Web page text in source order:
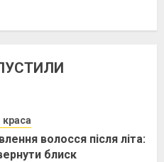
краса
волосся після літа:
блиск